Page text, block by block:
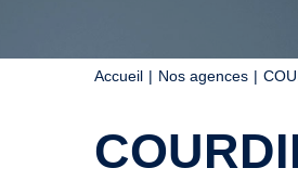
Accueil Nos agences